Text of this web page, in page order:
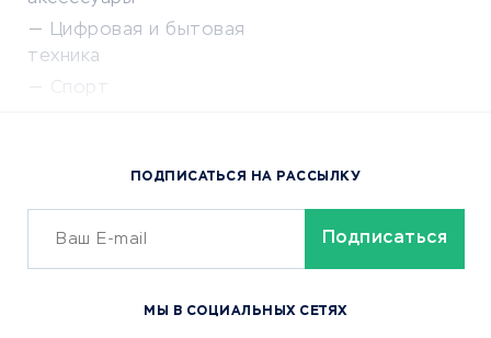
Цифровая и бытовая
техника
Спорт
Сервисы доставки
ОБУЧЕНИЕ И РАБОТА
Онлайн-школы
ПОДПИСАТЬСЯ НА РАССЫЛКУ
МЫ В СОЦИАЛЬНЫХ СЕТЯХ